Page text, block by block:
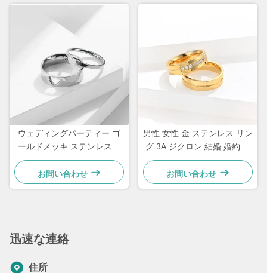
ウェディングパーティー ゴ
ールドメッキ ステンレスス
チール ハートリング バレン
タインデーリング カスタム
お問い合わせ
男性 女性 金 ステンレス リン
グ 3A ジクロン 結婚 婚約 ダ
イヤモンド リング
お問い合わせ
迅速な連絡
住所